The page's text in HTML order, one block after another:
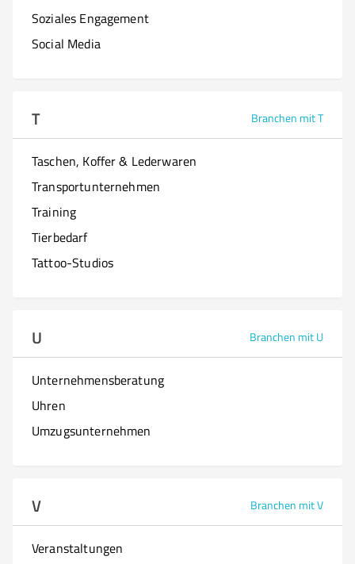
Soziales Engagement
Social Media
T Branchen mit T
Taschen, Koffer & Lederwaren
Transportunternehmen
Training
Tierbedarf
Tattoo-Studios
U Branchen mit U
Unternehmensberatung
Uhren
Umzugsunternehmen
V Branchen mit V
Veranstaltungen